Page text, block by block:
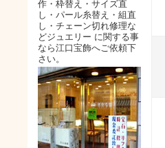
作・枠替え・サイズ直
し・パール糸替え・組直
し・チェーン切れ修理な
どジュエリー に関する事
なら江口宝飾へご依頼下
さい。